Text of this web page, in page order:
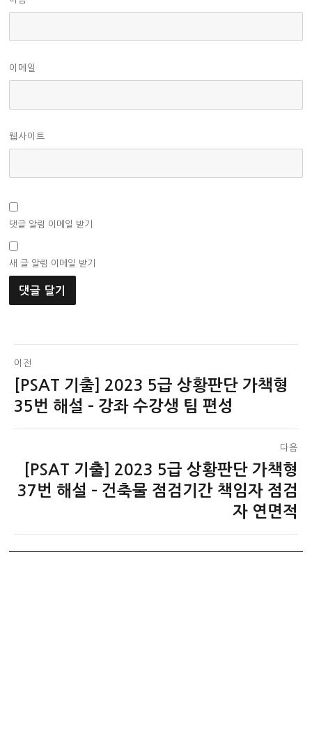
이메일
웹사이트
댓글 알림 이메일 받기
새 글 알림 이메일 받기
글
탐
색
이전
이
전
[PSAT 기출] 2023 5급 상황판단 가책형
35번 해설 – 강좌 수강생 팀 편성
다음
음
[PSAT 기출] 2023 5급 상황판단 가책형
37번 해설 – 건축물 점검기간 책임자 점검
자 연면적